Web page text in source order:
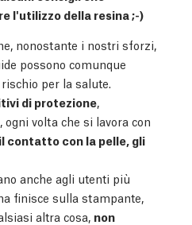
l'utilizzo della resina ;-)
nonostante i nostri sforzi,
possono comunque
per la salute.
di protezione
volta che si lavora con
contatto con la pelle, gli
anche agli utenti più
finisce sulla stampante,
altra cosa, non